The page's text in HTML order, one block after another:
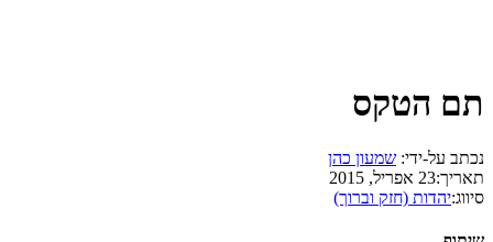
תם הטקס
נכתב על-ידי: שמעון כהן
תאריך:23 אפריל, 2015
סיווג:יהדות (חזק וברוך)